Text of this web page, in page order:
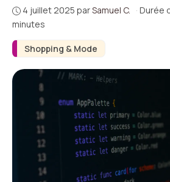
Shopping & Mode
4 juillet 2025 parSamuel C. · Durée
minutes